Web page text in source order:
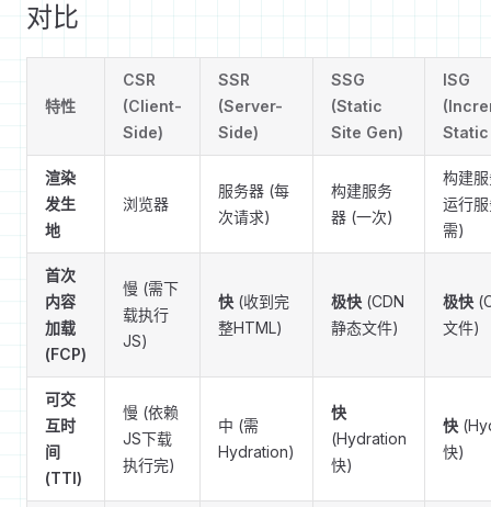
对比
特性
CSR
(Client-
Side)
SSR
(Server-
Side)
SSG
(Static
Site Gen)
ISG
Static
渲染
发生
地
浏览器
服务器 (每
次请求)
构建服务
器 (一次)
构建
运行
需)
首次
内容
加载
(FCP)
慢 (需下
载执行
JS)
快 (收到完
整HTML)
极快 (CDN
静态文件)
极快
文件)
可交
互时
间
(TTI)
慢 (依赖
JS下载
执行完)
中 (需
Hydration)
快
(Hydration
快)
快
快)